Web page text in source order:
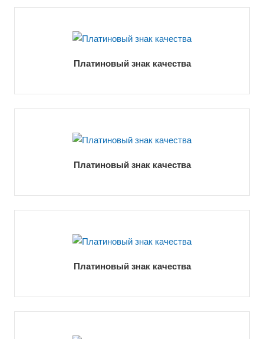
Платиновый знак качества
Платиновый знак качества
Платиновый знак качества